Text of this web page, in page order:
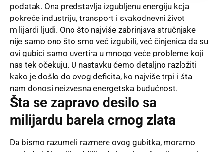
podatak. Ona predstavlja izgubljenu energiju koja
pokreće industriju, transport i svakodnevni život
milijardi ljudi. Ono što najviše zabrinjava stručnjake
nije samo ono što smo već izgubili, već činjenica da su
ovi gubici samo uvertira u mnogo veće probleme koji
nas tek očekuju. U nastavku ćemo detaljno razložiti
kako je došlo do ovog deficita, ko najviše trpi i šta
nam donosi neizvesna energetska budućnost.
Šta se zapravo desilo sa
milijardu barela crnog zlata
Da bismo razumeli razmere ovog gubitka, moramo